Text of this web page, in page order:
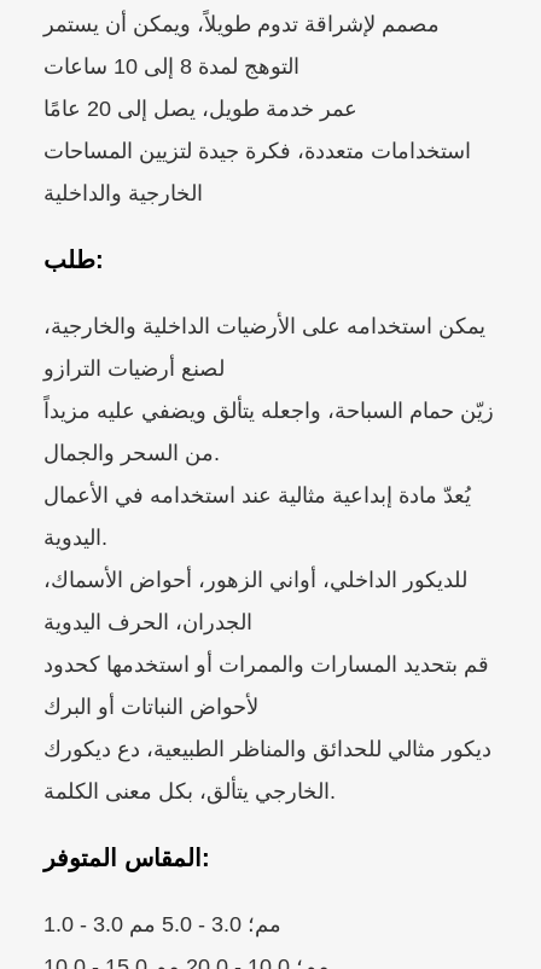
مصمم لإشراقة تدوم طويلاً، ويمكن أن يستمر
التوهج لمدة 8 إلى 10 ساعات
عمر خدمة طويل، يصل إلى 20 عامًا
استخدامات متعددة، فكرة جيدة لتزيين المساحات
الخارجية والداخلية
طلب:
يمكن استخدامه على الأرضيات الداخلية والخارجية،
لصنع أرضيات الترازو
زيّن حمام السباحة، واجعله يتألق ويضفي عليه مزيداً
من السحر والجمال.
يُعدّ مادة إبداعية مثالية عند استخدامه في الأعمال
اليدوية.
للديكور الداخلي، أواني الزهور، أحواض الأسماك،
الجدران، الحرف اليدوية
قم بتحديد المسارات والممرات أو استخدمها كحدود
لأحواض النباتات أو البرك
ديكور مثالي للحدائق والمناظر الطبيعية، دع ديكورك
الخارجي يتألق، بكل معنى الكلمة.
المقاس المتوفر:
1.0 - 3.0 مم؛ 3.0 - 5.0 مم